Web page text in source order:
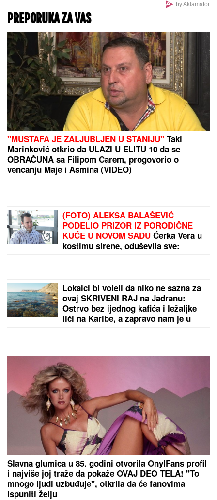
by Aklamator
PREPORUKA ZA VAS
"MUSTAFA JE ZALJUBLJEN U STANIJU" Taki
Marinković otkrio da ULAZI U ELITU 10 da se
OBRAČUNA sa Filipom Carem, progovorio o
venčanju Maje i Asmina (VIDEO)
(FOTO) ALEKSA BALAŠEVIĆ
PODELIO PRIZOR IZ PORODIČNE
KUĆE U NOVOM SADU Ćerka Vera u
kostimu sirene, oduševila sve:
Lokalci bi voleli da niko ne sazna za
ovaj SKRIVENI RAJ na Jadranu:
Ostrvo bez ijednog kafića i ležaljke
liči na Karibe, a zapravo nam je u
Slavna glumica u 85. godini otvorila OnylFans profil
i najviše joj traže da pokaže OVAJ DEO TELA! "To
mnogo ljudi uzbuđuje", otkrila da će fanovima
ispuniti želju